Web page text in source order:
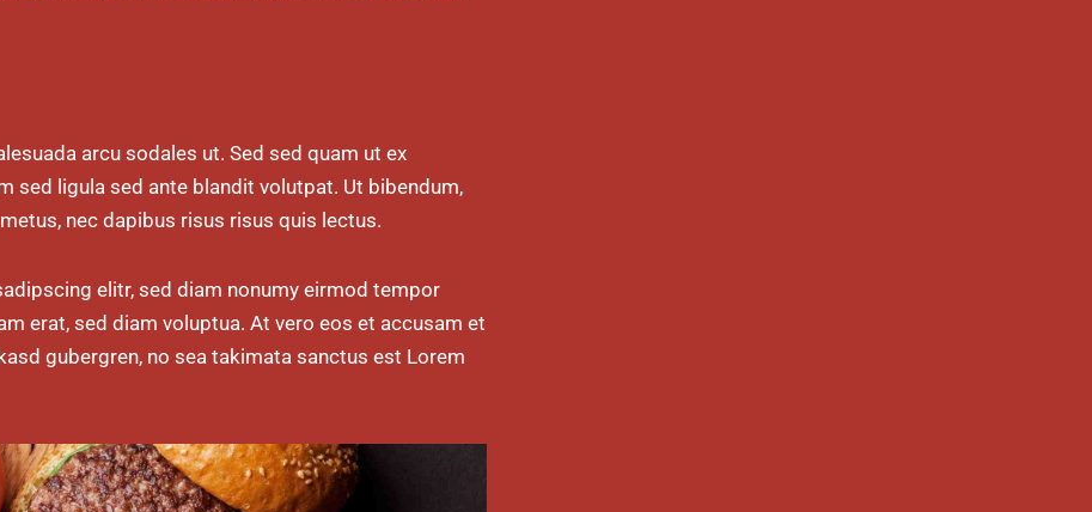
arcu sodales ut. Sed sed quam ut ex
sed ligula sed ante blandit volutpat. Ut bibendum,
nec dapibus risus risus quis lectus.
elitr, sed diam nonumy eirmod tempor
erat, sed diam voluptua. At vero eos et accusam et
gubergren, no sea takimata sanctus est Lorem